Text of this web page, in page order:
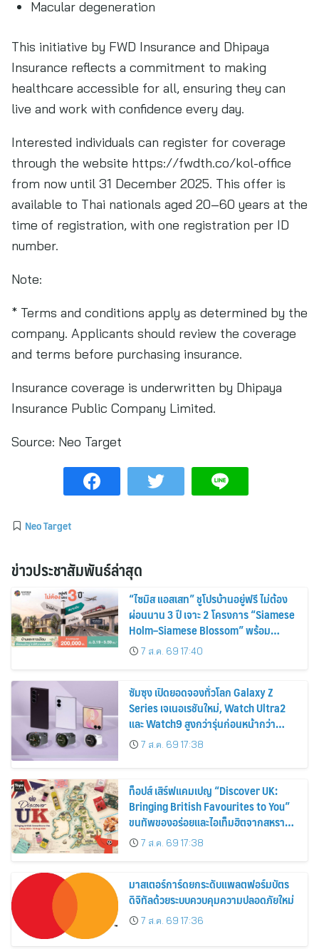
Macular degeneration
This initiative by FWD Insurance and Dhipaya
Insurance reflects a commitment to making
healthcare accessible for all, ensuring they can
live and work with confidence every day.
Interested individuals can register for coverage
through the website https://fwdth.co/kol-office
from now until 31 December 2025. This offer is
available to Thai nationals aged 20–60 years at the
time of registration, with one registration per ID
number.
Note:
* Terms and conditions apply as determined by the
company. Applicants should review the coverage
and terms before purchasing insurance.
Insurance coverage is underwritten by Dhipaya
Insurance Public Company Limited.
Source: Neo Target
Neo Target
ข่าวประชาสัมพันธ์ล่าสุด
“ไซมิส แอสเสท” ชูโปรบ้านอยู่ฟรี ไม่ต้อง
ผ่อนนาน 3 ปี เจาะ 2 โครงการ “Siamese
Holm–Siamese Blossom” พร้อม
ส่วนลดและสิทธิพิเศษถึง 31 สิงหาคม
2569
7 ส.ค. 69 17:40
ซัมซุง เปิดยอดจองทั่วโลก Galaxy Z
Series เจเนอเรชันใหม่, Watch Ultra2
และ Watch9 สูงกว่ารุ่นก่อนหน้ากว่า
30%7 ส.ค. 69 17:38
ท็อปส์ เสิร์ฟแคมเปญ “Discover UK:
Bringing British Favourites to You”
ขนทัพของอร่อยและไอเท็มฮิตจากสหราช
อาณาจักร ส่งตรงถึงมือตั้งแต่วันนี้ – 18
สิงหาคมนี้
7 ส.ค. 69 17:38
มาสเตอร์การ์ดยกระดับแพลตฟอร์มบัตร
ดิจิทัลด้วยระบบควบคุมความปลอดภัยใหม่
7 ส.ค. 69 17:36